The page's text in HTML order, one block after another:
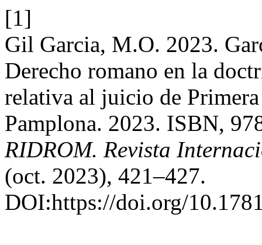
[1]
Gil Garcia, M.O. 2023.
Derecho romano en la
relativa al juicio de
Pamplona. 2023. ISBN,
RIDROM. Revista
(oct. 2023), 421–427.
DOI:https://doi.org/